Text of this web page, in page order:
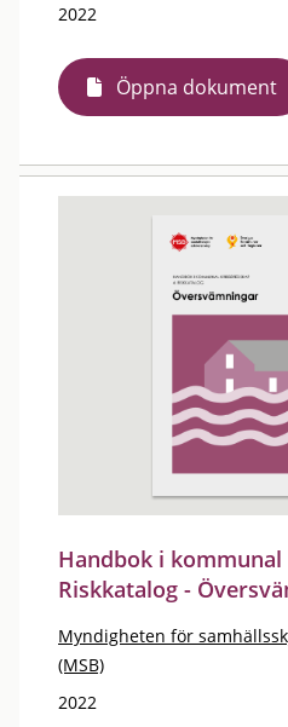
2022
Öppna dokument
Handbok i
Riskkatalog -
Myndigheten för
(MSB)
2022